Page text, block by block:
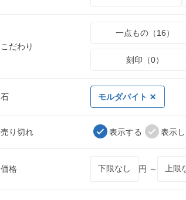
こだわり
一点もの（16）
刻印（0）
石 モルダバイト
売り切れ 表示する 表示
価格 円 ～